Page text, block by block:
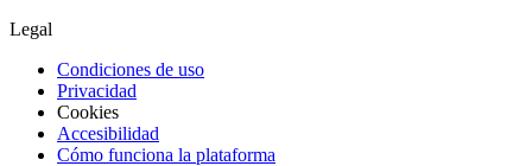
Legal
Condiciones de uso
Privacidad
Cookies
Accesibilidad
Cómo funciona la plataforma